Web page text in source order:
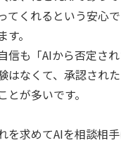
てくれるという安心
。
信も「AIから否定さ
はなくて、承認され
とが多いです。
を求めてAIを相談相